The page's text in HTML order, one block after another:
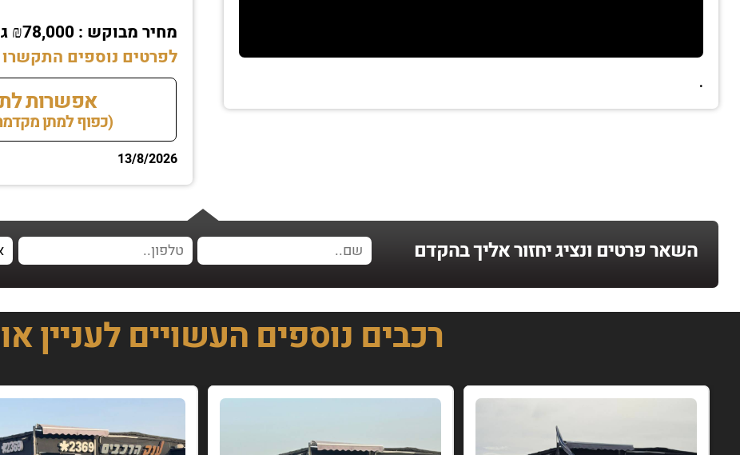
מחיר מבוקש : ₪78,000 גמיש לרציניים
לפרטים נוספים התקשרו עכשיו 2369*
אפשרות
(כפוף למתן מקדמה של 20,200 ₪ ולאישור
13/8/2026
.
השאר פרטים ונציג יחזור אליך בהקדם
רכבים נוספים העשויים לעניין